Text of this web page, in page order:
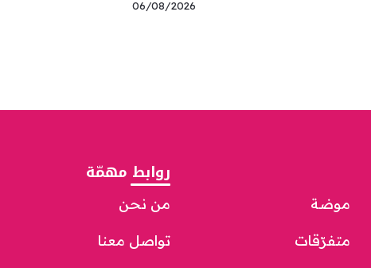
06/08/2026
موضة
متفرّقات
روابط مهمّة
من نحن
تواصل معنا